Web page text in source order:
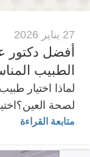
27 يناير 2026
أفضل دكتور
الطبيب
لماذا اختيار
لصحة
متابعة القراءة